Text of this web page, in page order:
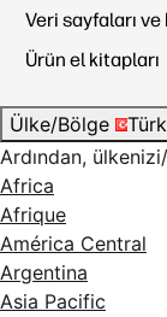
Veri sayfaları
Ürün el kitapları
Ülke/Bölge
Ardından,
Africa
Afrique
América Central
Argentina
Asia Pacific